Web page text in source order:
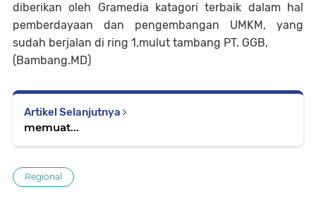
diberikan oleh Gramedia katagori terbaik dalam hal
pemberdayaan dan pengembangan UMKM, yang
sudah berjalan di ring 1,mulut tambang PT. GGB,
(Bambang.MD)
Artikel Selanjutnya
memuat...
Regional